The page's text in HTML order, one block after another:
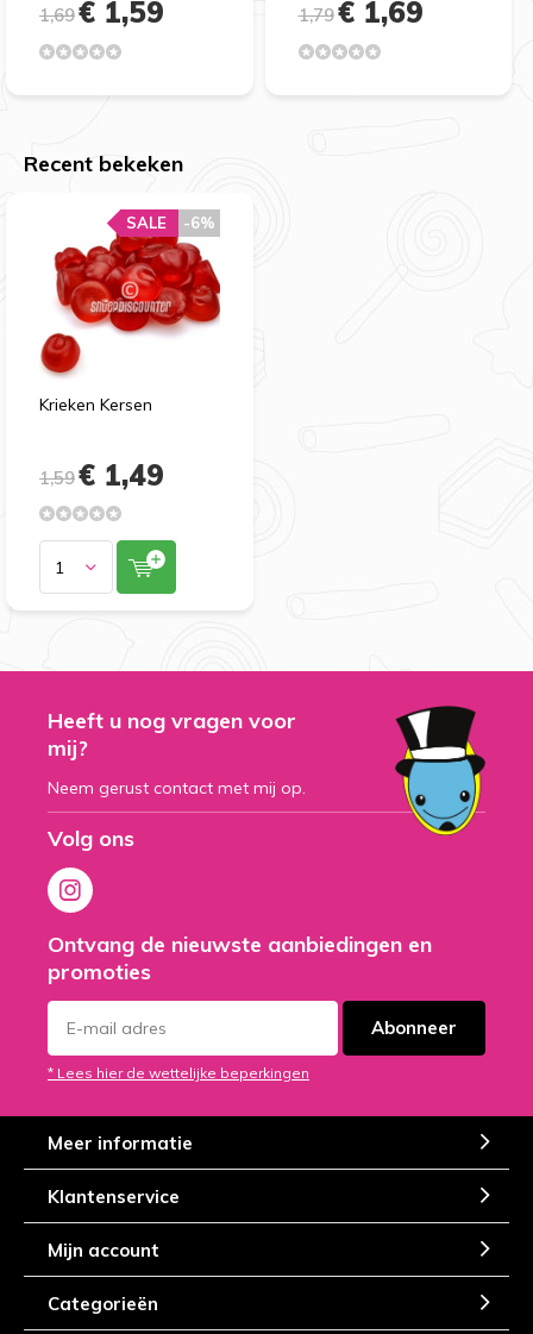
1,69€ 1,59 1,79€ 1,69
Recent bekeken
Krieken Kersen
-6%
SALE
1,59€ 1,49
Heeft u nog vragen voor
mij?
Neem gerust contact met mij op.
Volg ons
Ontvang de nieuwste aanbiedingen en
promoties
Abonneer
* Lees hier de wettelijke beperkingen
Meer informatie
Klantenservice
Mijn account
Categorieën